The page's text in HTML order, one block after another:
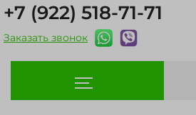
+7 (922) 518-71-71
Заказать звонок